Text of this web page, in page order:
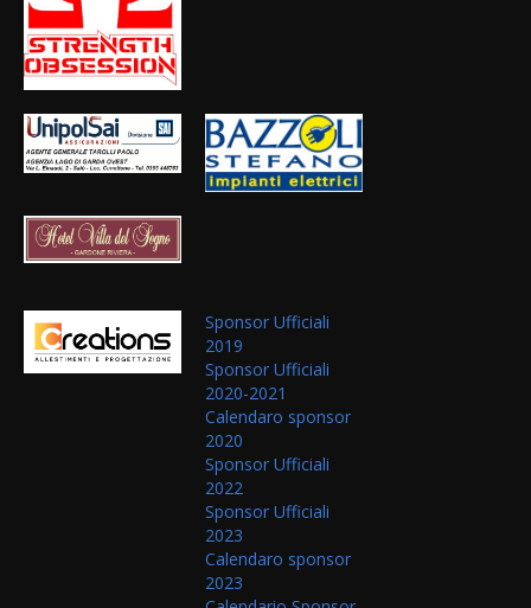
Sponsor Ufficiali
2019
Sponsor Ufficiali
2020-2021
Calendaro sponsor
2020
Sponsor Ufficiali
2022
Sponsor Ufficiali
2023
Calendaro sponsor
2023